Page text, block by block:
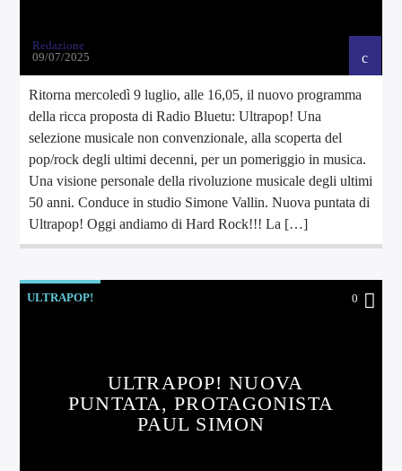
Redazione
09/07/2025
Ritorna mercoledì 9 luglio, alle 16,05, il nuovo programma
della ricca proposta di Radio Bluetu: Ultrapop! Una
selezione musicale non convenzionale, alla scoperta del
pop/rock degli ultimi decenni, per un pomeriggio in musica.
Una visione personale della rivoluzione musicale degli ultimi
50 anni. Conduce in studio Simone Vallin. Nuova puntata di
Ultrapop! Oggi andiamo di Hard Rock!!! La […]
ULTRAPOP! 0
ULTRAPOP! NUOVA
PUNTATA, PROTAGONISTA
PAUL SIMON